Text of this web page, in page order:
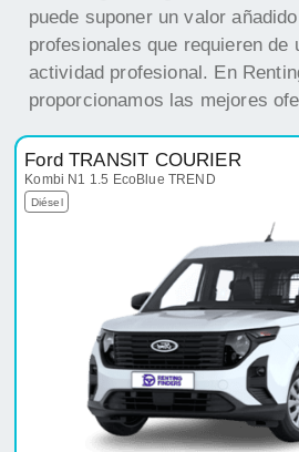
puede suponer un valor
profesionales que requieren de
actividad profesional. En
proporcionamos las mejores
Ford TRANSIT COURIER
Kombi N1 1.5 EcoBlue TREND
Diésel